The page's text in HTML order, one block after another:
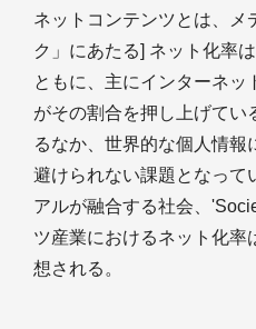
ネットコンテンツとは、メ
ク」にあたる] ネット化率
ともに、主にインターネッ
がその割合を押し上げてい
るなか、世界的な個人情報
避けられない課題となって
アルが融合する社会、
ツ産業におけるネット化率
想される。